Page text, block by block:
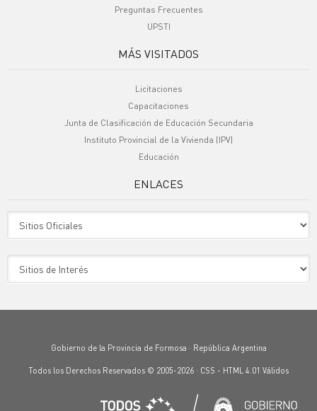
Preguntas Frecuentes
UPSTI
MÁS VISITADOS
Licitaciones
Capacitaciones
Junta de Clasificación de Educación Secundaria
Instituto Provincial de la Vivienda (IPV)
Educación
ENLACES
Gobierno de la Provincia de Formosa · República Argentina
Todos los Derechos Reservados © 2005-2026 · CSS - HTML 4.01 Válidos